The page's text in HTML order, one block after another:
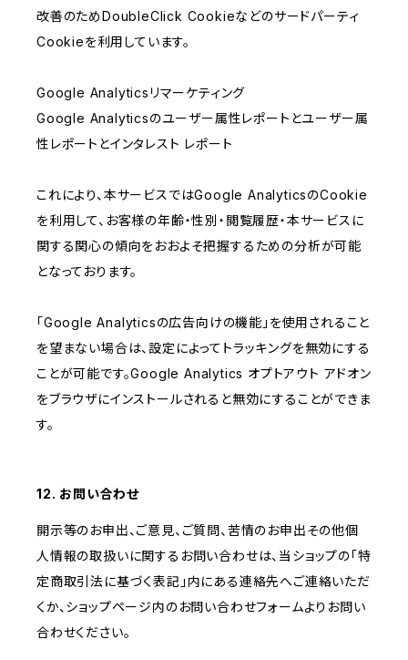
改善のためDoubleClick Cookieなどのサードパーティ
Cookieを利用しています。
Google Analyticsリマーケティング
Google Analyticsのユーザー属性レポートとユーザー属
性レポートとインタレスト レポート
これにより、本サービスではGoogle AnalyticsのCookie
を利用して、お客様の年齢・性別・閲覧履歴・本サービスに
関する関心の傾向をおおよそ把握するための分析が可能
となっております。
「Google Analyticsの広告向けの機能」を使用されること
を望まない場合は、設定によってトラッキングを無効にする
ことが可能です。Google Analytics オプトアウト アドオン
をブラウザにインストールされると無効にすることができま
す。
12. お問い合わせ
開示等のお申出、ご意見、ご質問、苦情のお申出その他個
人情報の取扱いに関するお問い合わせは、当ショップの「特
定商取引法に基づく表記」内にある連絡先へご連絡いただ
くか、ショップページ内のお問い合わせフォームよりお問い
合わせください。